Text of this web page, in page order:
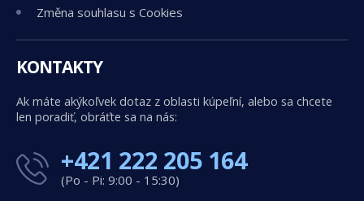
Změna souhlasu s Cookies
KONTAKTY
Ak máte akýkoľvek dotaz z oblasti kúpeľní, alebo sa chcete
len poradiť, obráťte sa na nás:
+421 222 205 164
(Po - Pi: 9:00 - 15:30)